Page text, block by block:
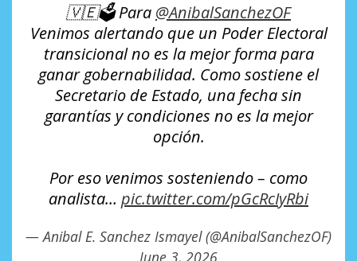
🇻🇪🗳️ Para @AnibalSanchezOF
Venimos alertando que un Poder Electoral
transicional no es la mejor forma para
ganar gobernabilidad. Como sostiene el
Secretario de Estado, una fecha sin
garantías y condiciones no es la mejor
opción.
Por eso venimos sosteniendo – como
analista… pic.twitter.com/pGcRcIyRbi
— Anibal E. Sanchez Ismayel (@AnibalSanchezOF)
June 3, 2026